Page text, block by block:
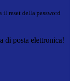
il reset della password
di posta elettronica!